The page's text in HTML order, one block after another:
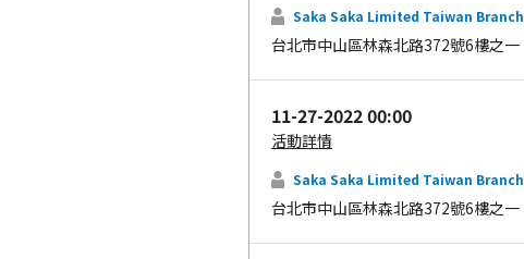
Saka Saka Limited Taiwan Branch
台北市中山區林森北路372號6樓之一
11-27-2022 00:00
活動詳情
Saka Saka Limited Taiwan Branch
台北市中山區林森北路372號6樓之一